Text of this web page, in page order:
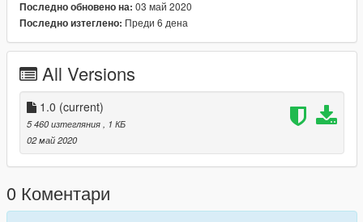
Последно обновено на: 03 май 2020
Последно изтеглено: Преди 6 дена
All Versions
1.0 (current)
5 460 изтегляния
, 1 КБ
02 май 2020
0 Коментари